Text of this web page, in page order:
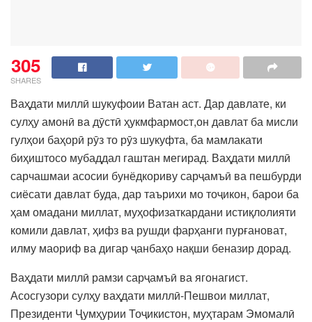
305
SHARES
Ваҳдати миллӣ шукуфоии Ватан аст. Дар давлате, ки
сулҳу амонӣ ва дӯстӣ ҳукмфармост,он давлат ба мисли
гулҳои баҳорӣ рӯз то рӯз шукуфта, ба мамлакати
биҳиштосо мубаддал гаштан мегирад. Ваҳдати миллӣ
сарчашмаи асосии бунёдкориву сарҷамъӣ ва пешбурди
сиёсати давлат буда, дар таърихи мо тоҷикон, барои ба
ҳам омадани миллат, муҳофизаткардани истиқлолияти
комили давлат, ҳифз ва рушди фарҳанги пурғановат,
илму маориф ва дигар ҷанбаҳо нақши беназир дорад.
Ваҳдати миллӣ рамзи сарҷамъӣ ва ягонагист.
Асосгузори сулҳу ваҳдати миллӣ-Пешвои миллат,
Президенти Ҷумҳурии Тоҷикистон, муҳтарам Эмомалӣ